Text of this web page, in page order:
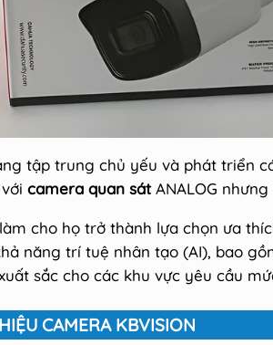
tập trung chủ yếu và phát triển
camera quan sátANALOG
cho họ trở thành lựa chọn ưa
năng trí tuệ nhân tạo (AI), bao
sắc cho các khu vực yêu cầu
CAMERA KBVISION